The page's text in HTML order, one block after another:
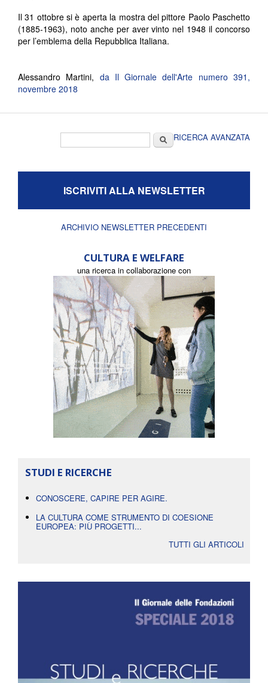
Il 31 ottobre si è aperta la mostra del pittore Paolo Paschetto
(1885-1963), noto anche per aver vinto nel 1948 il concorso
per l’emblema della Repubblica Italiana.
Alessandro Martini, da Il Giornale dell'Arte numero 391,
novembre 2018
CercaRICERCA AVANZATA
ISCRIVITI ALLA NEWSLETTER
ARCHIVIO NEWSLETTER PRECEDENTI
CULTURA E WELFARE
una ricerca in collaborazione con
STUDI E RICERCHE
CONOSCERE, CAPIRE PER AGIRE.
LA CULTURA COME STRUMENTO DI COESIONE
EUROPEA: PIÙ PROGETTI...
TUTTI GLI ARTICOLI